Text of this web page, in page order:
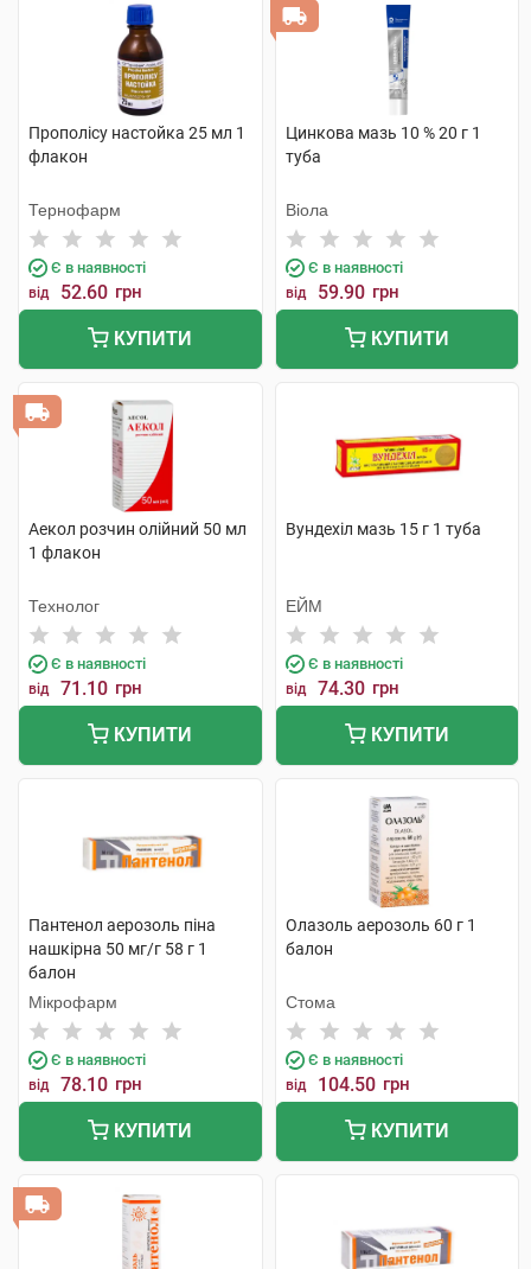
Прополісу настойка 25 мл 1
флакон
Тернофарм
Є в наявності
від 52.60 грн
КУПИТИ
Цинкова мазь 10 % 20 г 1
туба
Віола
Є в наявності
від 59.90 грн
КУПИТИ
Аекол розчин олійний 50 мл
1 флакон
Технолог
Є в наявності
від 71.10 грн
КУПИТИ
Вундехіл мазь 15 г 1 туба
ЕЙМ
Є в наявності
від 74.30 грн
КУПИТИ
Пантенол аерозоль піна
нашкірна 50 мг/г 58 г 1
балон
Мікрофарм
Є в наявності
від 78.10 грн
КУПИТИ
Олазоль аерозоль 60 г 1
балон
Стома
Є в наявності
від 104.50 грн
КУПИТИ